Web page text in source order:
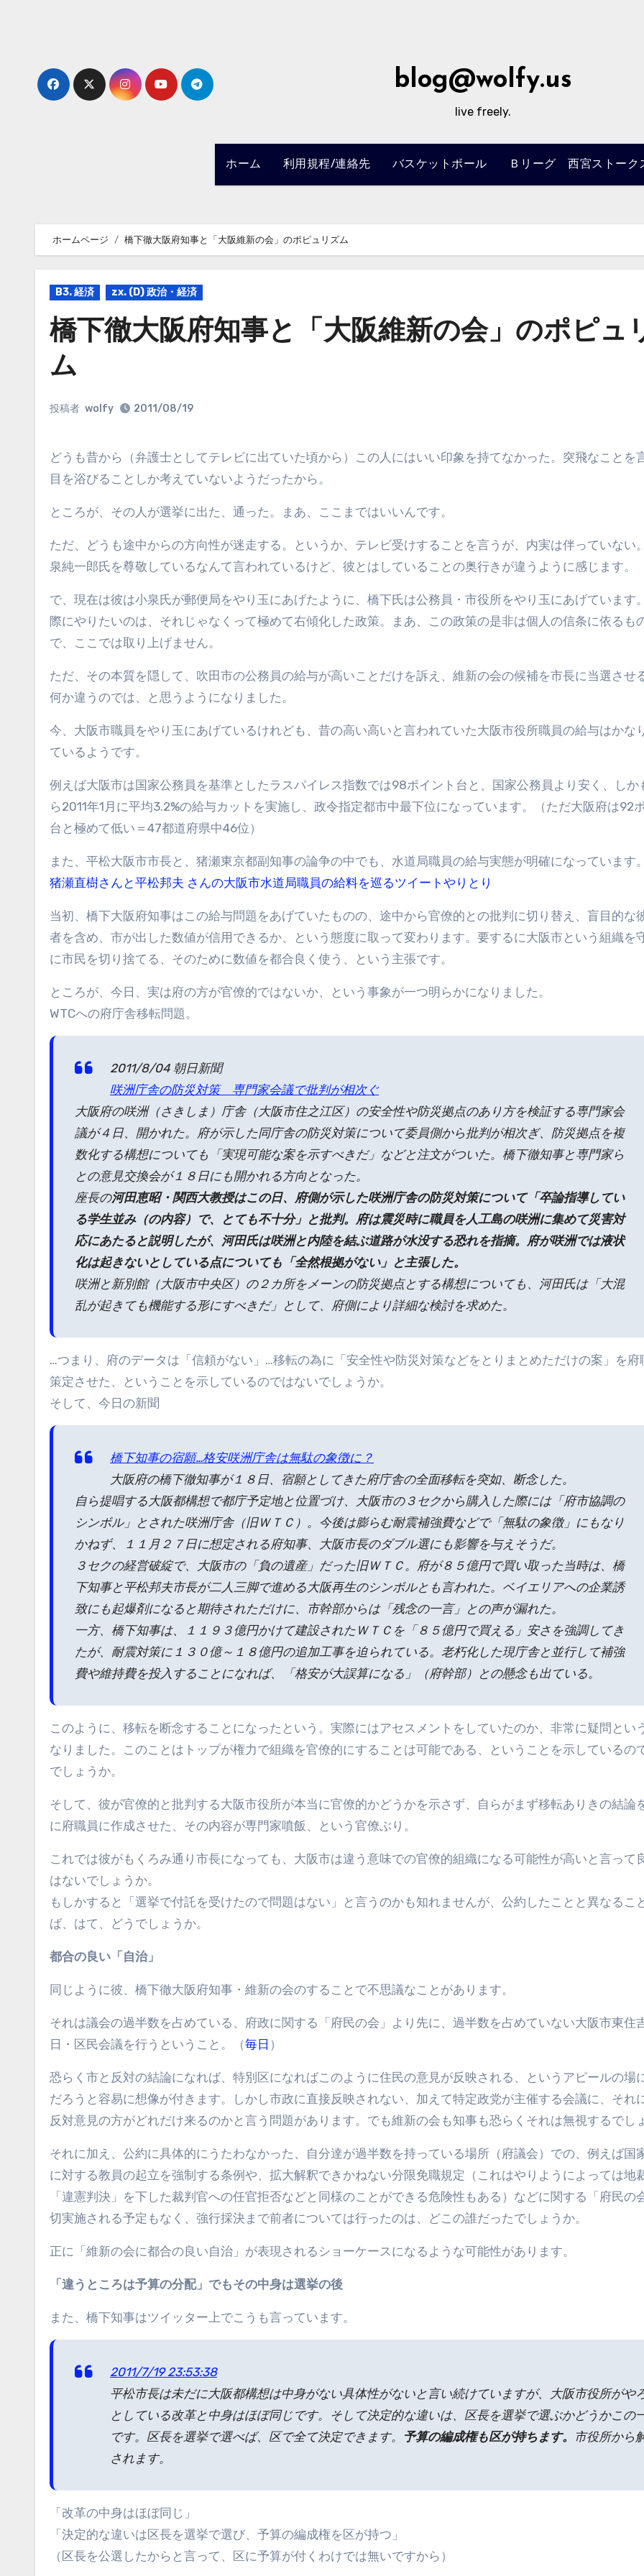
blog@wolfy.us
live freely.
ホーム 利用規程/連絡先 バスケットボール Ｂリーグ 西宮ストーク
ホームページ 橋下徹大阪府知事と「大阪維新の会」のポピュリズム
B3. 経済 zx. (D) 政治・経済
橋下徹大阪府知事と「大阪維新の会」のポピュ
ム
投稿者 wolfy 2011/08/19
どうも昔から（弁護士としてテレビに出ていた頃から）この人にはいい印象を持てなかった。突飛なことを言い、注
目を浴びることしか考えていないようだったから。
ところが、その人が選挙に出た、通った。まあ、ここまではいいんです。
ただ、どうも途中からの方向性が迷走する。というか、テレビ受けすることを言うが、内実は伴っていない
泉純一郎氏を尊敬しているなんて言われているけど、彼とはしていることの奥行きが違うように感じます。
で、現在は彼は小泉氏が郵便局をやり玉にあげたように、橋下氏は公務員・市役所をやり玉にあげています
際にやりたいのは、それじゃなくって極めて右傾化した政策。まあ、この政策の是非は個人の信条に依るも
で、ここでは取り上げません。
ただ、その本質を隠して、吹田市の公務員の給与が高いことだけを訴え、維新の会の候補を市長に当選させ
何か違うのでは、と思うようになりました。
今、大阪市職員をやり玉にあげているけれども、昔の高い高いと言われていた大阪市役所職員の給与はかな
ているようです。
例えば大阪市は国家公務員を基準としたラスパイレス指数では98ポイント台と、国家公務員より安く、しか
ら2011年1月に平均3.2%の給与カットを実施し、政令指定都市中最下位になっています。（ただ大阪府は92
台と極めて低い＝47都道府県中46位）
また、平松大阪市市長と、猪瀬東京都副知事の論争の中でも、水道局職員の給与実態が明確になっています
猪瀬直樹さんと平松邦夫 さんの大阪市水道局職員の給料を巡るツイートやりとり
当初、橋下大阪府知事はこの給与問題をあげていたものの、途中から官僚的との批判に切り替え、盲目的な
者を含め、市が出した数値が信用できるか、という態度に取って変わります。要するに大阪市という組織を
に市民を切り捨てる、そのために数値を都合良く使う、という主張です。
ところが、今日、実は府の方が官僚的ではないか、という事象が一つ明らかになりました。
WTCへの府庁舎移転問題。
2011/8/04 朝日新聞
咲洲庁舎の防災対策 専門家会議で批判が相次ぐ
大阪府の咲洲（さきしま）庁舎（大阪市住之江区）の安全性や防災拠点のあり方を検証する専門家会
議が４日、開かれた。府が示した同庁舎の防災対策について委員側から批判が相次ぎ、防災拠点を複
数化する構想についても「実現可能な案を示すべきだ」などと注文がついた。橋下徹知事と専門家ら
との意見交換会が１８日にも開かれる方向となった。
座長の河田恵昭・関西大教授はこの日、府側が示した咲洲庁舎の防災対策について「卒論指導してい
る学生並み（の内容）で、とても不十分」と批判。府は震災時に職員を人工島の咲洲に集めて災害対
応にあたると説明したが、河田氏は咲洲と内陸を結ぶ道路が水没する恐れを指摘。府が咲洲では液状
化は起きないとしている点についても「全然根拠がない」と主張した。
咲洲と新別館（大阪市中央区）の２カ所をメーンの防災拠点とする構想についても、河田氏は「大混
乱が起きても機能する形にすべきだ」として、府側により詳細な検討を求めた。
…つまり、府のデータは「信頼がない」…移転の為に「安全性や防災対策などをとりまとめただけの案」を府
策定させた、ということを示しているのではないでしょうか。
そして、今日の新聞
橋下知事の宿願…格安咲洲庁舎は無駄の象徴に？
大阪府の橋下徹知事が１８日、宿願としてきた府庁舎の全面移転を突如、断念した。
自ら提唱する大阪都構想で都庁予定地と位置づけ、大阪市の３セクから購入した際には「府市協調の
シンボル」とされた咲洲庁舎（旧ＷＴＣ）。今後は膨らむ耐震補強費などで「無駄の象徴」にもなり
かねず、１１月２７日に想定される府知事、大阪市長のダブル選にも影響を与えそうだ。
３セクの経営破綻で、大阪市の「負の遺産」だった旧ＷＴＣ。府が８５億円で買い取った当時は、橋
下知事と平松邦夫市長が二人三脚で進める大阪再生のシンボルとも言われた。ベイエリアへの企業誘
致にも起爆剤になると期待されただけに、市幹部からは「残念の一言」との声が漏れた。
一方、橋下知事は、１１９３億円かけて建設されたＷＴＣを「８５億円で買える」安さを強調してき
たが、耐震対策に１３０億～１８億円の追加工事を迫られている。老朽化した現庁舎と並行して補強
費や維持費を投入することになれば、「格安が大誤算になる」（府幹部）との懸念も出ている。
このように、移転を断念することになったという。実際にはアセスメントをしていたのか、非常に疑問とい
なりました。このことはトップが権力で組織を官僚的にすることは可能である、ということを示しているの
でしょうか。
そして、彼が官僚的と批判する大阪市役所が本当に官僚的かどうかを示さず、自らがまず移転ありきの結論
に府職員に作成させた、その内容が専門家噴飯、という官僚ぶり。
これでは彼がもくろみ通り市長になっても、大阪市は違う意味での官僚的組織になる可能性が高いと言って
はないでしょうか。
もしかすると「選挙で付託を受けたので問題はない」と言うのかも知れませんが、公約したことと異なるこ
ば、はて、どうでしょうか。
都合の良い「自治」
同じように彼、橋下徹大阪府知事・維新の会のすることで不思議なことがあります。
それは議会の過半数を占めている、府政に関する「府民の会」より先に、過半数を占めていない大阪市東住
日・区民会議を行うということ。（毎日 ）
恐らく市と反対の結論になれば、特別区になればこのように住民の意見が反映される、というアピールの場
だろうと容易に想像が付きます。しかし市政に直接反映されない、加えて特定政党が主催する会議に、それ
反対意見の方がどれだけ来るのかと言う問題があります。でも維新の会も知事も恐らくそれは無視するでし
それに加え、公約に具体的にうたわなかった、自分達が過半数を持っている場所（府議会）での、例えば国
に対する教員の起立を強制する条例や、拡大解釈できかねない分限免職規定（これはやりようによっては地
「違憲判決」を下した裁判官への任官拒否などと同様のことができる危険性もある）などに関する「府民の
切実施される予定もなく、強行採決まで前者については行ったのは、どこの誰だったでしょうか。
正に「維新の会に都合の良い自治」が表現されるショーケースになるような可能性があります。
「違うところは予算の分配」でもその中身は選挙の後
また、橋下知事はツイッター上でこうも言っています。
2011/7/19 23:53:38
平松市長は未だに大阪都構想は中身がない具体性がないと言い続けていますが、大阪市役所がや
としている改革と中身はほぼ同じです。そして決定的な違いは、区長を選挙で選ぶかどうかこの
です。区長を選挙で選べば、区で全て決定できます。 予算の編成権も区が持ちます。
市役所から
されます。
「改革の中身はほぼ同じ」
「決定的な違いは区長を選挙で選び、予算の編成権を区が持つ」
（区長を公選したからと言って、区に予算が付くわけでは無いですから）